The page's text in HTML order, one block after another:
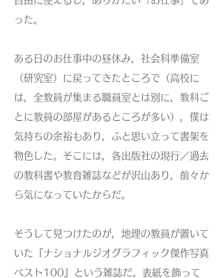
った。
ある日のお仕事中の昼休み，社会科準備室
（研究室）に戻ってきたところで（高校に
は，全教員が集まる職員室とは別に，教科ご
とに教員の部屋があるところが多い），僕は
気持ちの余裕もあり，ふと思い立って書架を
物色した。そこには，各出版社の現行／過去
の教科書や教育雑誌などが沢山あり，前々か
ら気になっていたからだ。
そうして見つけたのが，地理の教員が置いて
いた『ナショナルジオグラフィック傑作写真
ベスト100』という雑誌だ。表紙を飾って